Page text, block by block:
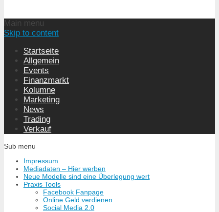
Main menu
Skip to content
Startseite
Allgemein
Events
Finanzmarkt
Kolumne
Marketing
News
Trading
Verkauf
Sub menu
Impressum
Mediadaten – Hier werben
Neue Modelle sind eine Überlegung wert
Praxis Tools
Facebook Fanpage
Online Geld verdienen
Social Media 2.0